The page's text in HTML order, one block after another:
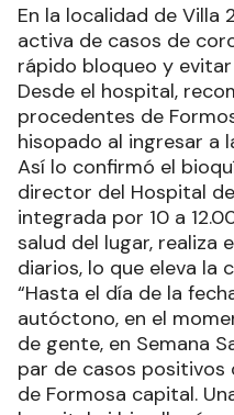
En la localidad de Villa
activa de casos de
rápido bloqueo y
Desde el hospital,
procedentes de
hisopado al ingresar a
Así lo confirmó el
director del Hospital
integrada por 10 a
salud del lugar, realiza
diarios, lo que eleva la
“Hasta el día de la
autóctono, en el
de gente, en Semana
par de casos positivos
de Formosa capital.